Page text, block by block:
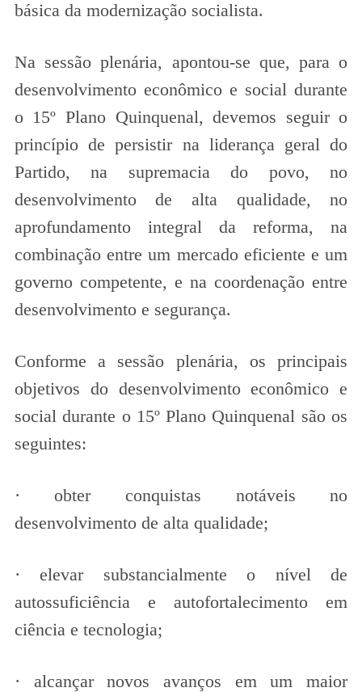
básica da modernização socialista.
Na sessão plenária, apontou-se que, para o
desenvolvimento econômico e social durante
o 15º Plano Quinquenal, devemos seguir o
princípio de persistir na liderança geral do
Partido, na supremacia do povo, no
desenvolvimento de alta qualidade, no
aprofundamento integral da reforma, na
combinação entre um mercado eficiente e um
governo competente, e na coordenação entre
desenvolvimento e segurança.
Conforme a sessão plenária, os principais
objetivos do desenvolvimento econômico e
social durante o 15º Plano Quinquenal são os
seguintes:
· obter conquistas notáveis no
desenvolvimento de alta qualidade;
· elevar substancialmente o nível de
autossuficiência e autofortalecimento em
ciência e tecnologia;
· alcançar novos avanços em um maior